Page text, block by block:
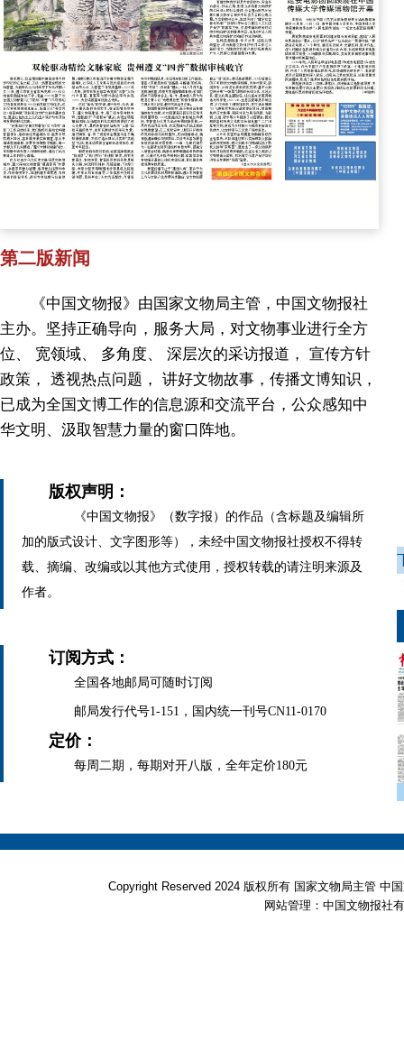
第二版新闻
《中国文物报》由国家文物局主管，中国文物报社
主办。坚持正确导向，服务大局，对文物事业进行全方
位、 宽领域、 多角度、 深层次的采访报道， 宣传方针
政策， 透视热点问题， 讲好文物故事，传播文博知识，
已成为全国文博工作的信息源和交流平台，公众感知中
华文明、汲取智慧力量的窗口阵地。
版权声明：
《中国文物报》（数字报）的作品（含标题及编辑所
加的版式设计、文字图形等），未经中国文物报社授权不得转
载、摘编、改编或以其他方式使用，授权转载的请注明来源及
作者。
订阅方式：
全国各地邮局可随时订阅
邮局发行代号1-151，国内统一刊号CN11-0170
定价：
每周二期，每期对开八版，全年定价180元
Copyright Reserved 2024 版权所有 国家文物局主管
网站管理：中国文物报社